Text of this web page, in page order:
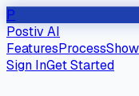
P
Postiv AI
FeaturesProcess
Sign InGet Started